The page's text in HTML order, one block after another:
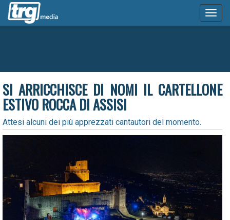
SI ARRICCHISCE DI NOMI IL CARTELLONE
ESTIVO ROCCA DI ASSISI
Attesi alcuni dei più apprezzati cantautori del momento.